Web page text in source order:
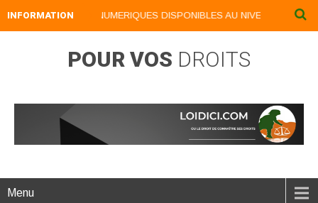
INFORMATION
NOS LIVRES NUMERIQUES DISPONIBLES AU NIVEAU DU
POUR VOS DROITS
Menu